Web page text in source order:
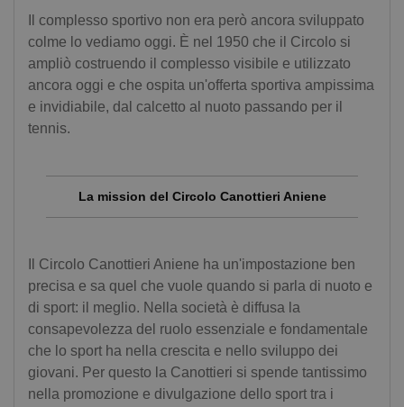
Il complesso sportivo non era però ancora sviluppato
colme lo vediamo oggi. È nel 1950 che il Circolo si
ampliò costruendo il complesso visibile e utilizzato
ancora oggi e che ospita un'offerta sportiva ampissima
e invidiabile, dal calcetto al nuoto passando per il
tennis.
La mission del Circolo Canottieri Aniene
Il Circolo Canottieri Aniene ha un'impostazione ben
precisa e sa quel che vuole quando si parla di nuoto e
di sport: il meglio. Nella società è diffusa la
consapevolezza del ruolo essenziale e fondamentale
che lo sport ha nella crescita e nello sviluppo dei
giovani. Per questo la Canottieri si spende tantissimo
nella promozione e divulgazione dello sport tra i